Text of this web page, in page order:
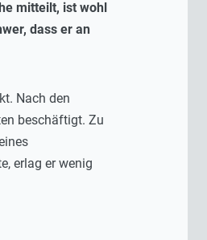
mitteilt, ist wohl
dass er an
Nach den
beschäftigt. Zu
erlag er wenig